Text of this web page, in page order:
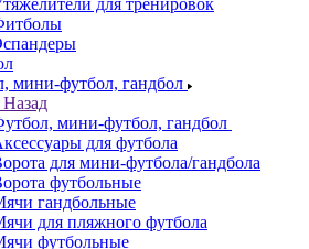
для тренировок
мини-футбол, гандбол
Назад
мини-футбол, гандбол
для футбола
для мини-футбола/гандбола
футбольные
гандбольные
для пляжного футбола
футбольные